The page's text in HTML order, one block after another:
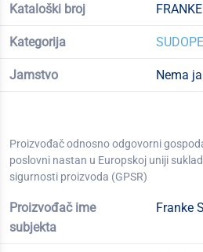
Kataloški broj
Kategorija
Jamstvo Nema
Proizvođač odnosno odgovorni
poslovni nastan u Europskoj uniji
sigurnosti proizvoda (GPSR)
Proizvođač ime
subjekta
Franke